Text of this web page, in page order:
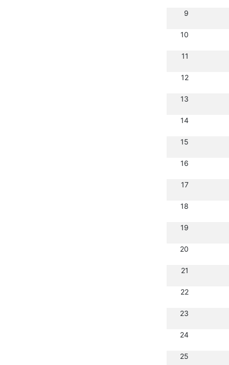
9
10
11
12
13
14
15
16
17
18
19
20
21
22
23
24
25